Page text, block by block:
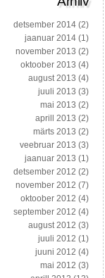
detsember 2014 (2)
jaanuar 2014 (1)
november 2013 (2)
oktoober 2013 (4)
august 2013 (4)
juuli 2013 (3)
mai 2013 (2)
aprill 2013 (2)
märts 2013 (2)
veebruar 2013 (3)
jaanuar 2013 (1)
detsember 2012 (2)
november 2012 (7)
oktoober 2012 (4)
september 2012 (4)
august 2012 (3)
juuli 2012 (1)
juuni 2012 (4)
mai 2012 (3)